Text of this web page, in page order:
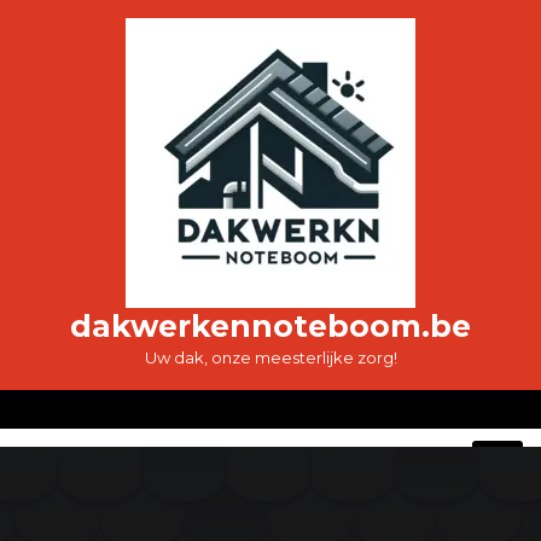
dakwerkennoteboom.be
Uw dak, onze meesterlijke zorg!